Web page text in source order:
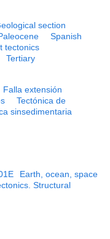
section
Spanish
tectonics
Tertiary
Falla extensión
Tectónica de
sinsedimentaria
Earth, ocean, space
Structural